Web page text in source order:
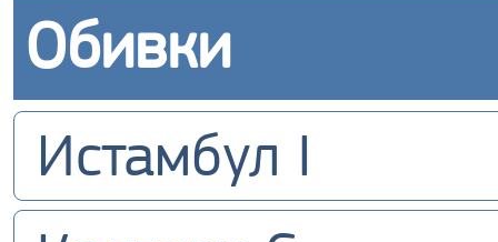
Обивки
Истамбул I